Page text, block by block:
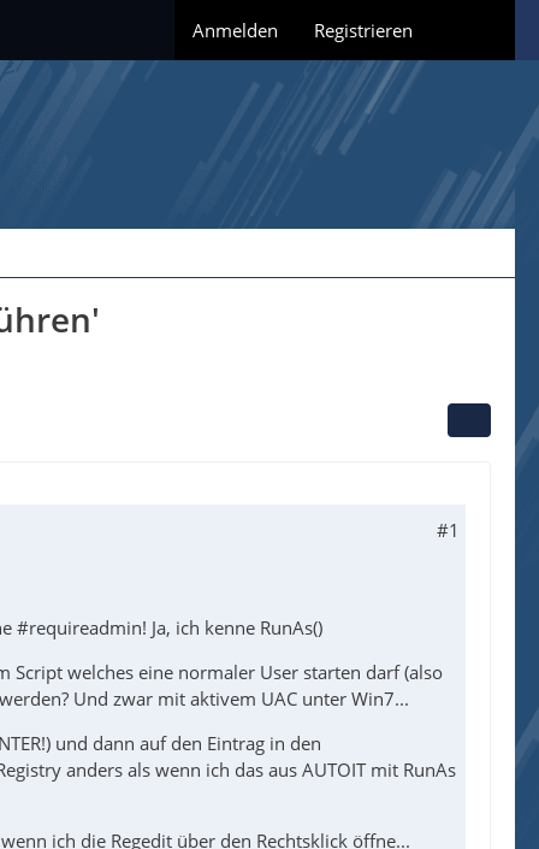
Anmelden Registrieren
#1
#requireadmin! Ja, ich kenne RunAs()
Script welches eine normaler User starten darf (also
Und zwar mit aktivem UAC unter Win7...
und dann auf den Eintrag in den
anders als wenn ich das aus AUTOIT mit RunAs
ich die Regedit über den Rechtsklick öffne...